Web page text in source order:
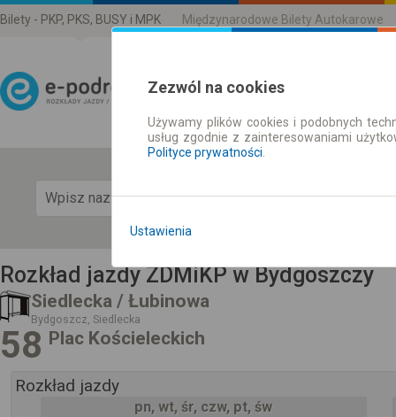
Bilety - PKP, PKS, BUSY i MPK Międzynarodowe Bilety Autokarowe
Rozkład Jazdy | Bilety
Rozkład jazdy ZDMiKP w Bydgoszczy
Siedlecka / Łubinowa
Bydgoszcz, Siedlecka
58 Plac Kościeleckich
Rozkład jazdy
pn, wt, śr, czw, pt, św
Zezwól na cookies
Używamy plików cookies i podobnych
usług zgodnie z zainteresowaniami
Polityce prywatności
Ustawienia